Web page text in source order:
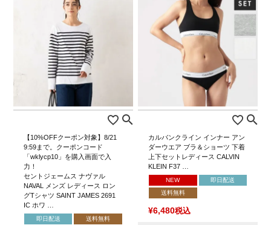
【10%OFFクーポン対象】8/21
9:59まで。クーポンコード
「wklycp10」を購入画面で入
力！
セントジェームス ナヴァル
NAVAL メンズ レディース ロン
グTシャツ SAINT JAMES 2691
IC ホワ …
即日配送 送料無料
カルバンクライン インナー アン
ダーウエア ブラ＆ショーツ 下着
上下セットレディース CALVIN
KLEIN F37 …
NEW
即日配送
送料無料
¥6,480税込